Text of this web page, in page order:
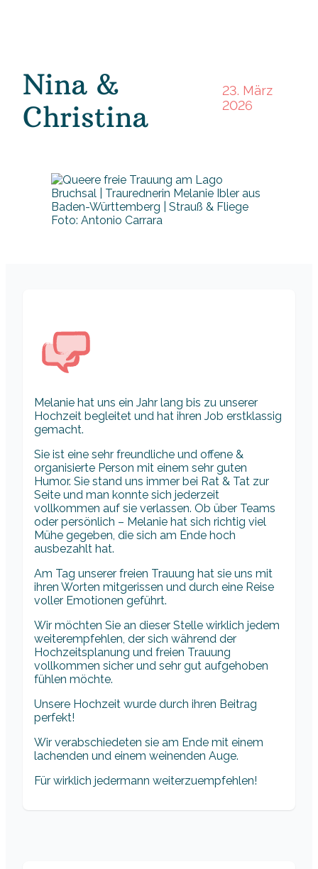
Nina &
Christina
23. März
2026
Foto: Antonio Carrara
Melanie hat uns ein Jahr lang bis zu unserer
Hochzeit begleitet und hat ihren Job erstklassig
gemacht.
Sie ist eine sehr freundliche und offene &
organisierte Person mit einem sehr guten
Humor. Sie stand uns immer bei Rat & Tat zur
Seite und man konnte sich jederzeit
vollkommen auf sie verlassen. Ob über Teams
oder persönlich – Melanie hat sich richtig viel
Mühe gegeben, die sich am Ende hoch
ausbezahlt hat.
Am Tag unserer freien Trauung hat sie uns mit
ihren Worten mitgerissen und durch eine Reise
voller Emotionen geführt.
Wir möchten Sie an dieser Stelle wirklich jedem
weiterempfehlen, der sich während der
Hochzeitsplanung und freien Trauung
vollkommen sicher und sehr gut aufgehoben
fühlen möchte.
Unsere Hochzeit wurde durch ihren Beitrag
perfekt!
Wir verabschiedeten sie am Ende mit einem
lachenden und einem weinenden Auge.
Für wirklich jedermann weiterzuempfehlen!